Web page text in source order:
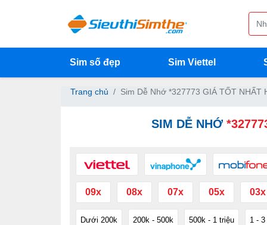
Sim số đẹp Sim Viettel
Trang chủ Sim Dễ Nhớ *327773 GIÁ TỐT NHẤT
SIM DỄ NHỚ
09x 08x 07x 05x 03x
Dưới 200k 200k - 500k 500k - 1 triệu 1 -